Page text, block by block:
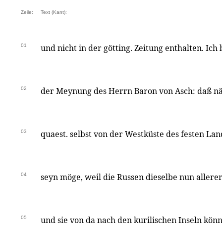
Zeile: Text (Kant):
01 und nicht in der götting. Zeitung enthalten. Ich
02 der Meynung des Herrn Baron von Asch: daß
03 quaest. selbst von der Westküste des festen
04 seyn möge, weil die Russen dieselbe nun
05 und sie von da nach den kurilischen Inseln